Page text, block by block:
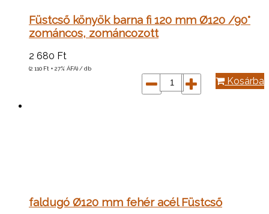
Füstcső könyök barna fi 120 mm Ø120 /90°
zománcos, zománcozott
2 680 Ft
(2 110 Ft + 27% ÁFA) / db
Kosárba
faldugó Ø120 mm fehér acél Füstcső